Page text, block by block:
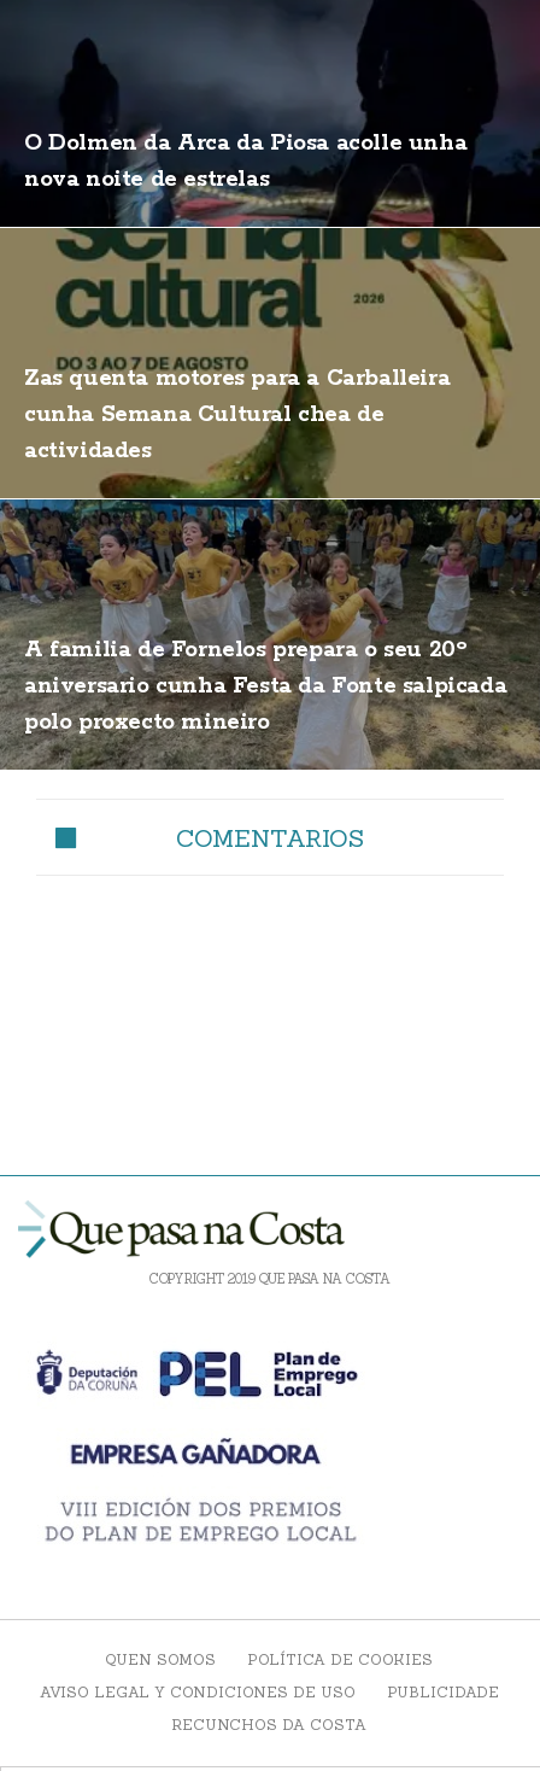
O Dolmen da Arca da Piosa acolle unha
nova noite de estrelas
Zas quenta motores para a Carballeira
cunha Semana Cultural chea de
actividades
A familia de Fornelos prepara o seu 20º
aniversario cunha Festa da Fonte salpicada
polo proxecto mineiro
COMENTARIOS
COPYRIGHT 2019 QUE PASA NA COSTA
QUEN SOMOS
POLÍTICA DE COOKIES
AVISO LEGAL Y CONDICIONES DE USO
PUBLICIDADE
RECUNCHOS DA COSTA